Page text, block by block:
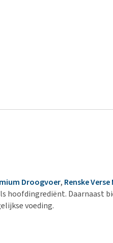
Droogvoer, Renske
hoofdingrediënt. Daarnaast
voeding.